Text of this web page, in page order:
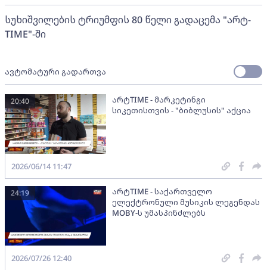
სუხიშვილების ტრიუმფის 80 წელი გადაცემა "არტ-
TIME"-ში
ავტომატური გადართვა
არტTIME - მარკეტინგი
სიკეთისთვის - "ბიბლუსის" აქცია
20:40
2026/06/14 11:47
არტTIME - საქართველო
ელექტრონული მუსიკის ლეგენდას
MOBY-ს უმასპინძლებს
24:19
2026/07/26 12:40